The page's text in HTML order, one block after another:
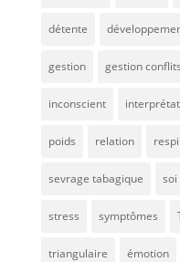
détente
gestion gestion conflits
inconscient
poids relation
sevrage tabagique soi
stress symptômes
triangulaire émotion